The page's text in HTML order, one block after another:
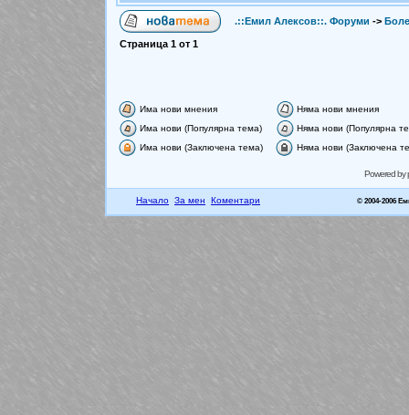
.::Емил Алексов::. Форуми ->
Страница 1 от 1
Има нови мнения
Няма нови мнения
Има нови (Популярна тема)
Няма нови (Популярна
Има нови (Заключена тема)
Няма нови (Заключена
Powered by
Начало За мен Коментари © 2004-2006